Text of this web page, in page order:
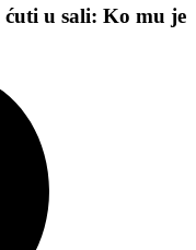
ćuti u sali: Ko mu je